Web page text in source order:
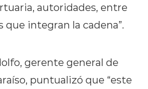
autoridades, entre
que integran la cadena”.
gerente general de
puntualizó que “este